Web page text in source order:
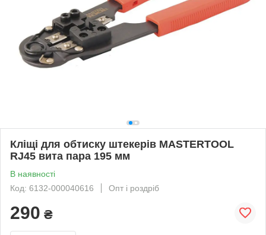
Кліщі для обтиску штекерів MASTERTOOL
RJ45 вита пара 195 мм
В наявності
Код: 6132-000040616
Опт і роздріб
290 ₴